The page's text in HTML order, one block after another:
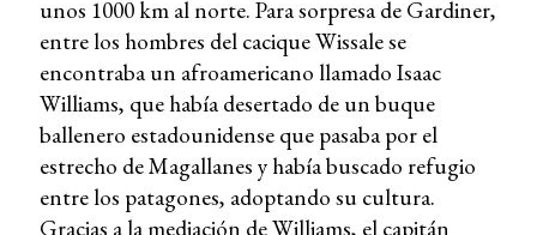
unos 1000 km al norte. Para sorpresa de Gardiner,
entre los hombres del cacique Wissale se
encontraba un afroamericano llamado Isaac
Williams, que había desertado de un buque
ballenero estadounidense que pasaba por el
estrecho de Magallanes y había buscado refugio
entre los patagones, adoptando su cultura.
Gracias a la mediación de Williams, el capitán